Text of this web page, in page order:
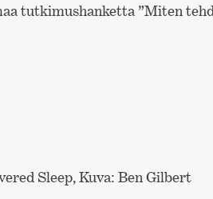
tutkimushanketta ”Miten
Sleep, Kuva: Ben Gilbert